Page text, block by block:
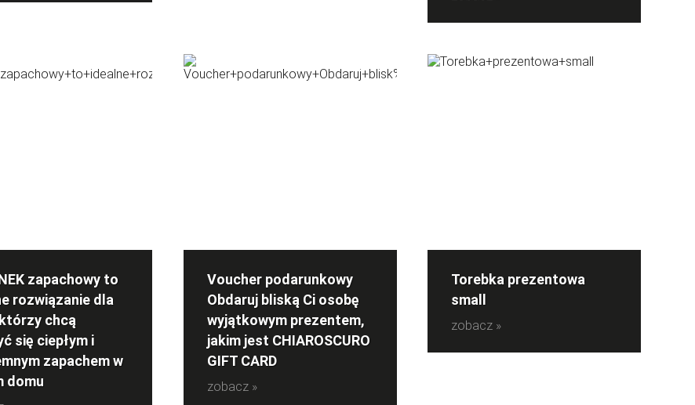
zapachowy to
rozwiązanie dla
chcą
się ciepłym i
zapachem w
domu
Voucher podarunkowy
Obdaruj bliską Ci osobę
wyjątkowym prezentem,
jakim jest CHIAROSCURO
GIFT CARD
zobacz »
Torebka prezentowa
small
zobacz »